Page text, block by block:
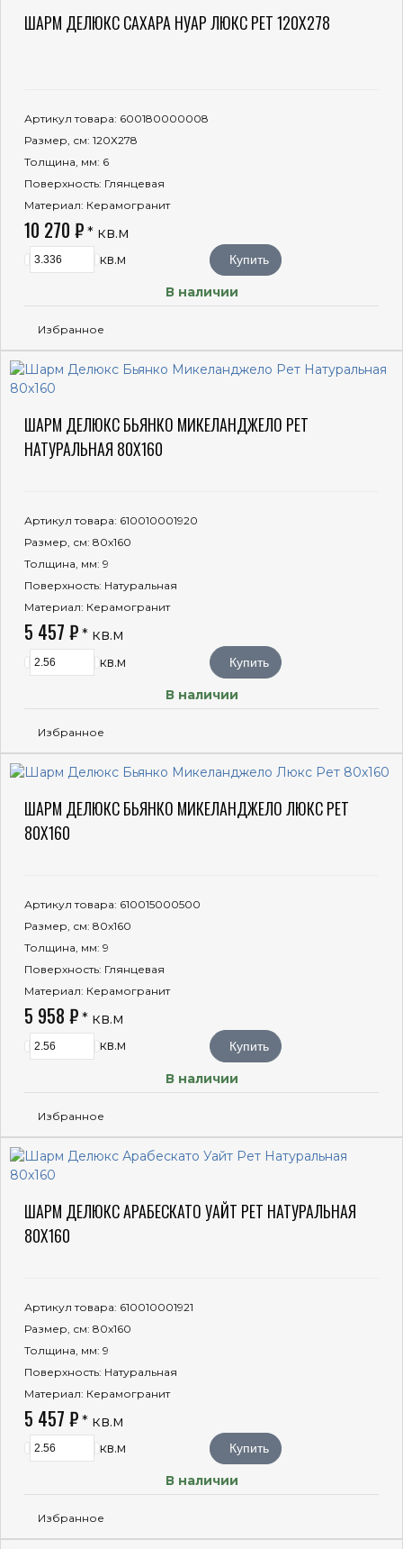
ШАРМ ДЕЛЮКС САХАРА НУАР ЛЮКС РЕТ 120Х278
Артикул товара: 600180000008
Размер, см: 120Х278
Толщина, мм: 6
Поверхность: Глянцевая
Материал: Керамогранит
10 270 ₽ * кв.м
кв.м Купить
В наличии
Избранное
ШАРМ ДЕЛЮКС БЬЯНКО МИКЕЛАНДЖЕЛО РЕТ
НАТУРАЛЬНАЯ 80X160
Артикул товара: 610010001920
Размер, см: 80x160
Толщина, мм: 9
Поверхность: Натуральная
Материал: Керамогранит
5 457 ₽ * кв.м
кв.м Купить
В наличии
Избранное
ШАРМ ДЕЛЮКС БЬЯНКО МИКЕЛАНДЖЕЛО ЛЮКС РЕТ
80X160
Артикул товара: 610015000500
Размер, см: 80x160
Толщина, мм: 9
Поверхность: Глянцевая
Материал: Керамогранит
5 958 ₽ * кв.м
кв.м Купить
В наличии
Избранное
ШАРМ ДЕЛЮКС АРАБЕСКАТО УАЙТ РЕТ НАТУРАЛЬНАЯ
80X160
Артикул товара: 610010001921
Размер, см: 80x160
Толщина, мм: 9
Поверхность: Натуральная
Материал: Керамогранит
5 457 ₽ * кв.м
кв.м Купить
В наличии
Избранное